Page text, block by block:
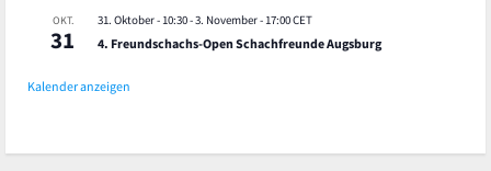
OKT.
31
31. Oktober - 10:30-3. November - 17:00CET
4. Freundschachs-Open Schachfreunde Augsburg
Kalender anzeigen